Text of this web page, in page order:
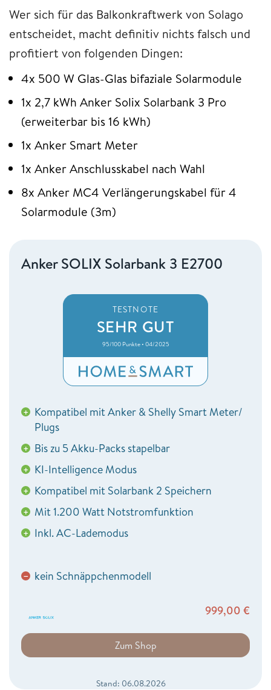
Wer sich für das Balkonkraftwerk von Solago
entscheidet, macht definitiv nichts falsch und
profitiert von folgenden Dingen:
4x 500 W Glas-Glas bifaziale Solarmodule
1x 2,7 kWh Anker Solix Solarbank 3 Pro
(erweiterbar bis 16 kWh)
1x Anker Smart Meter
1x Anker Anschlusskabel nach Wahl
8x Anker MC4 Verlängerungskabel für 4
Solarmodule (3m)
Anker SOLIX Solarbank 3 E2700
TESTNOTE
SEHR GUT
95/100 Punkte • 04/2025
+ Kompatibel mit Anker & Shelly Smart Meter/
Plugs
+ Bis zu 5 Akku-Packs stapelbar
+ KI-Intelligence Modus
+ Kompatibel mit Solarbank 2 Speichern
+ Mit 1.200 Watt Notstromfunktion
+ Inkl. AC-Lademodus
− kein Schnäppchenmodell
999,00 €
Zum Shop
Stand: 06.08.2026